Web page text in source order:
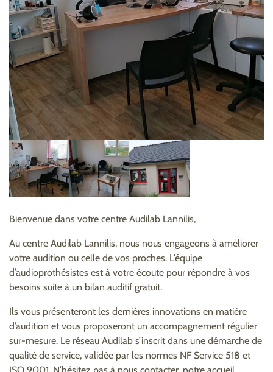
Bienvenue dans votre centre Audilab Lannilis,
Au centre Audilab Lannilis, nous nous engageons à améliorer
votre audition ou celle de vos proches. L’équipe
d’audioprothésistes est à votre écoute pour répondre à vos
besoins suite à un bilan auditif gratuit.
Ils vous présenteront les dernières innovations en matière
d’audition et vous proposeront un accompagnement régulier
sur-mesure. Le réseau Audilab s’inscrit dans une démarche de
qualité de service, validée par les normes NF Service 518 et
ISO 9001. N’hésitez pas à nous contacter, notre accueil